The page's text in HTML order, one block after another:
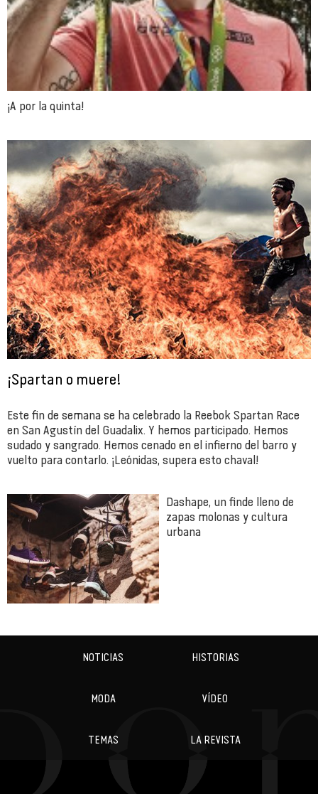
¡A por la quinta!
¡Spartan o muere!
Este fin de semana se ha celebrado la Reebok Spartan Race
en San Agustín del Guadalix. Y hemos participado. Hemos
sudado y sangrado. Hemos cenado en el infierno del barro y
vuelto para contarlo. ¡Leónidas, supera esto chaval!
Dashape, un finde lleno de
zapas molonas y cultura
urbana
NOTICIAS HISTORIAS
MODA VÍDEO
TEMAS LA REVISTA